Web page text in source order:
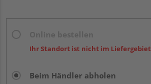
Ihr Standort ist nicht im Liefergebiet
Beim Händler abholen